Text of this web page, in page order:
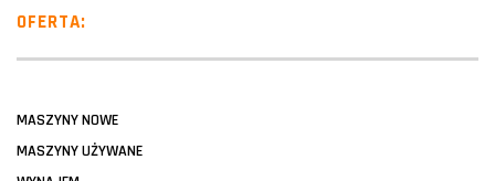
OFERTA:
MASZYNY NOWE
MASZYNY UŻYWANE